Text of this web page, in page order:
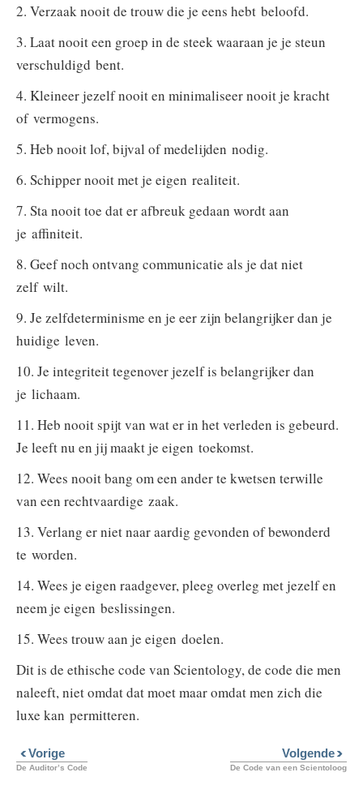
2. Verzaak nooit de trouw die je eens hebt beloofd.
3. Laat nooit een groep in de steek waaraan je je steun
verschuldigd bent.
4. Kleineer jezelf nooit en minimaliseer nooit je kracht
of vermogens.
5. Heb nooit lof, bijval of medelijden nodig.
6. Schipper nooit met je eigen realiteit.
7. Sta nooit toe dat er afbreuk gedaan wordt aan
je affiniteit.
8. Geef noch ontvang communicatie als je dat niet
zelf wilt.
9. Je zelfdeterminisme en je eer zijn belangrijker dan je
huidige leven.
10. Je integriteit tegenover jezelf is belangrijker dan
je lichaam.
11. Heb nooit spijt van wat er in het verleden is gebeurd.
Je leeft nu en jij maakt je eigen toekomst.
12. Wees nooit bang om een ander te kwetsen terwille
van een rechtvaardige zaak.
13. Verlang er niet naar aardig gevonden of bewonderd
te worden.
14. Wees je eigen raadgever, pleeg overleg met jezelf en
neem je eigen beslissingen.
15. Wees trouw aan je eigen doelen.
Dit is de ethische code van Scientology, de code die men
naleeft, niet omdat dat moet maar omdat men zich die
luxe kan permitteren.
Vorige
De Auditor’s Code
Volgende
De Code van een Scientoloog